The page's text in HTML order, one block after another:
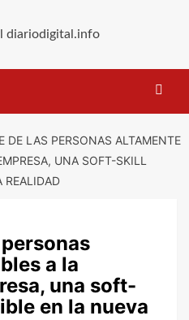
DE LAS PERSONAS ALTAMENTE
UNA SOFT-SKILL
REALIDAD
a la
una soft-
en la nueva